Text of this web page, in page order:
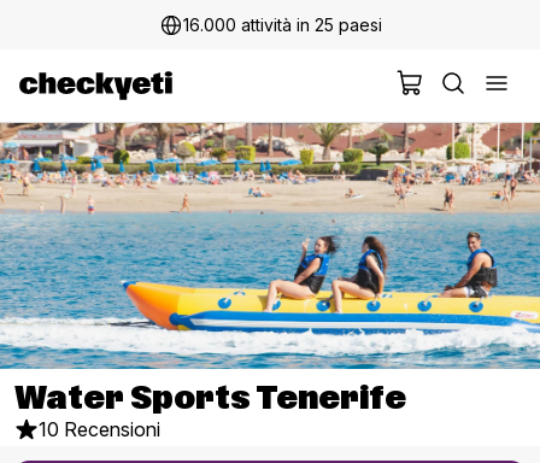
16.000 attività in 25 paesi
Water Sports Tenerife
10 Recensioni